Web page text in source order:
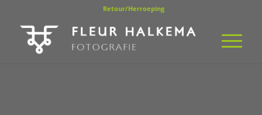
Retour/Herroeping